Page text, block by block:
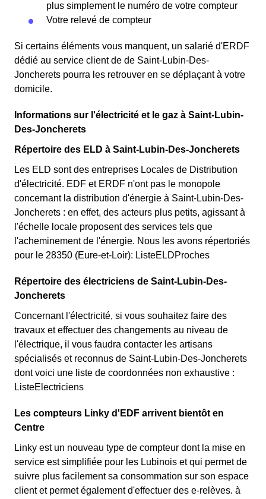
plus simplement le numéro de votre compteur
Votre relevé de compteur
Si certains éléments vous manquent, un salarié d'ERDF
dédié au service client de de Saint-Lubin-Des-
Joncherets pourra les retrouver en se déplaçant à votre
domicile.
Informations sur l'électricité et le gaz à Saint-Lubin-
Des-Joncherets
Répertoire des ELD à Saint-Lubin-Des-Joncherets
Les ELD sont des entreprises Locales de Distribution
d'électricité. EDF et ERDF n'ont pas le monopole
concernant la distribution d'énergie à Saint-Lubin-Des-
Joncherets : en effet, des acteurs plus petits, agissant à
l'échelle locale proposent des services tels que
l'acheminement de l'énergie. Nous les avons répertoriés
pour le 28350 (Eure-et-Loir): ListeELDProches
Répertoire des électriciens de Saint-Lubin-Des-
Joncherets
Concernant l'électricité, si vous souhaitez faire des
travaux et effectuer des changements au niveau de
l'électrique, il vous faudra contacter les artisans
spécialisés et reconnus de Saint-Lubin-Des-Joncherets
dont voici une liste de coordonnées non exhaustive :
ListeElectriciens
Les compteurs Linky d'EDF arrivent bientôt en
Centre
Linky est un nouveau type de compteur dont la mise en
service est simplifiée pour les Lubinois et qui permet de
suivre plus facilement sa consommation sur son espace
client et permet également d'effectuer des e-relèves. à